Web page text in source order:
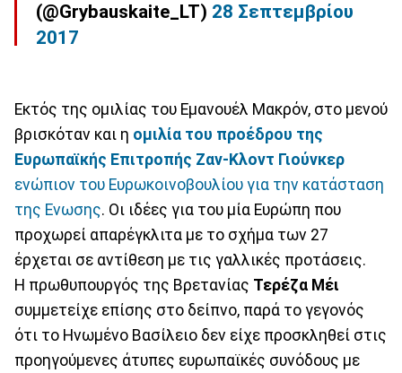
(@Grybauskaite_LT) 28 Σεπτεμβρίου
2017
Εκτός της ομιλίας του Εμανουέλ Μακρόν, στο μενού
βρισκόταν και η ομιλία του προέδρου της
Ευρωπαϊκής Επιτροπής Ζαν-Κλοντ Γιούνκερ
ενώπιον του Ευρωκοινοβουλίου για την κατάσταση
της Ενωσης. Οι ιδέες για του μία Ευρώπη που
προχωρεί απαρέγκλιτα με το σχήμα των 27
έρχεται σε αντίθεση με τις γαλλικές προτάσεις.
Η πρωθυπουργός της Βρετανίας Τερέζα Μέι
συμμετείχε επίσης στο δείπνο, παρά το γεγονός
ότι το Ηνωμένο Βασίλειο δεν είχε προσκληθεί στις
προηγούμενες άτυπες ευρωπαϊκές συνόδους με